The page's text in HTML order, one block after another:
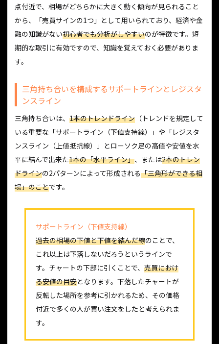
点付近で、相場がどちらかに大きく動く傾向が見られること
から、「売買サインの1つ」として用いられており、経済や金
融の知識がない初心者でも分析がしやすいのが特徴です。短
期的な取引に有効ですので、知識を覚えておく必要がありま
す。
三角持ち合いを構成するサポートラインとレジスタ
ンスライン
三角持ち合いは、 1本のトレンドライン （トレンドを規定して
いる重要な「サポートライン（下値支持線）」や「レジスタ
ンスライン（上値抵抗線）」とローソク足の高値や安値を水
平に結んで出来た1本の「水平ライン」、または2本のトレン
ドラインの2パターンによって形成される「三角形ができる相
場」のことです。
サポートライン（下値支持線）
過去の相場の下値と下値を結んだ線のことで、
これ以上は下落しないだろうというラインで
す。チャートの下部に引くことで、 売買におけ
る安値の目安となります。下落したチャートが
反転した場所を参考に引かれるため、その価格
付近で多くの人が買い注文をしたと考えられま
す。